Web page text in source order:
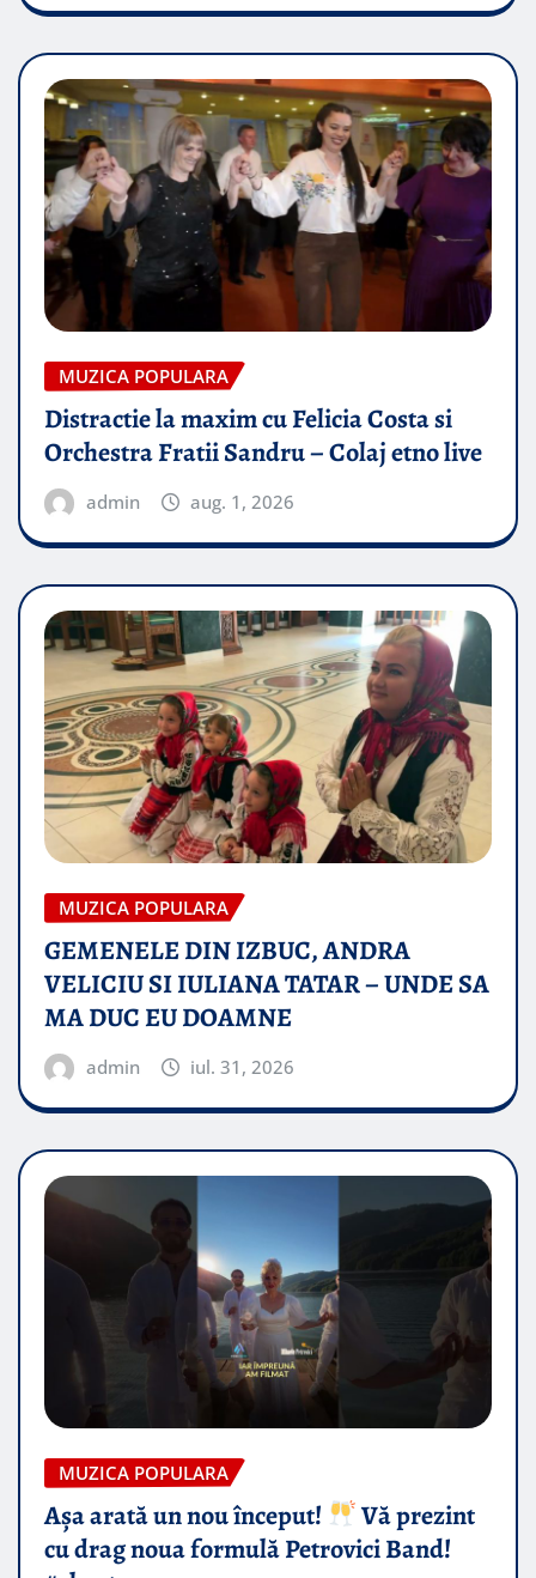
MUZICA POPULARA
Distractie la maxim cu Felicia Costa si
Orchestra Fratii Sandru – Colaj etno live
admin aug. 1, 2026
MUZICA POPULARA
GEMENELE DIN IZBUC, ANDRA
VELICIU SI IULIANA TATAR – UNDE SA
MA DUC EU DOAMNE
admin iul. 31, 2026
MUZICA POPULARA
Așa arată un nou început!
Vă prezint
cu drag noua formulă Petrovici Band!